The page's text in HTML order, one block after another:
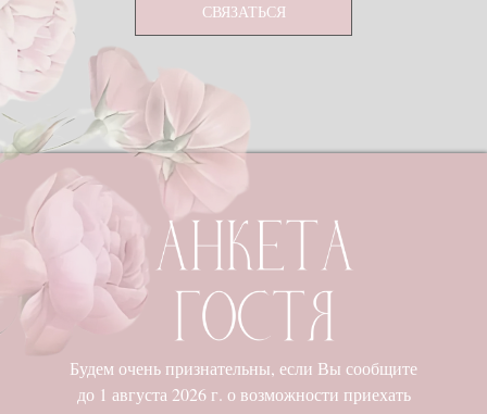
Будем очень признательны, если Вы сообщите
до 1 августа 2026 г. о возможности приехать
СВЯЗАТЬСЯ